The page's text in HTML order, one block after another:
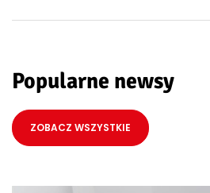
Popularne newsy
ZOBACZ WSZYSTKIE